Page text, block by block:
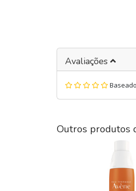
Avaliações
Outros produtos